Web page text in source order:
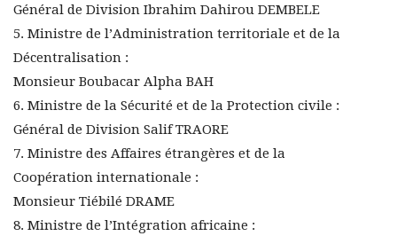
Général de Division Ibrahim Dahirou DEMBELE
5. Ministre de l’Administration territoriale et de la
Décentralisation :
Monsieur Boubacar Alpha BAH
6. Ministre de la Sécurité et de la Protection civile :
Général de Division Salif TRAORE
7. Ministre des Affaires étrangères et de la
Coopération internationale :
Monsieur Tiébilé DRAME
8. Ministre de l’Intégration africaine :